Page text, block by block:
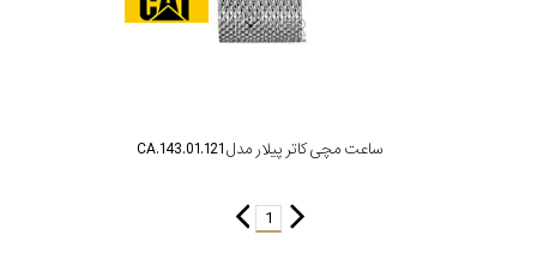
ساعت مچی کاتر پیلار مدل CA.143.01.121
1